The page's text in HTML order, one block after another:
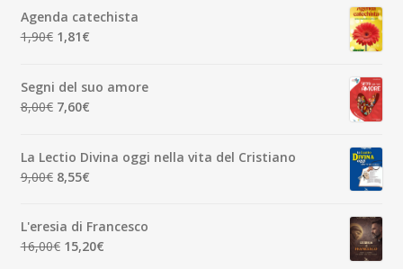
era:
7,00€.
è:
6,65€.
Agenda catechista
1,90€ Il
era:
1,90€.
1,81€Il
è:
1,81€.
Segni del suo amore
8,00€ Il
era:
8,00€.
7,60€Il
è:
7,60€.
La Lectio Divina oggi nella vita del Cristiano
9,00€ Il
era:
9,00€.
8,55€Il
è:
8,55€.
L'eresia di Francesco
16,00€ Il
15,20€Il